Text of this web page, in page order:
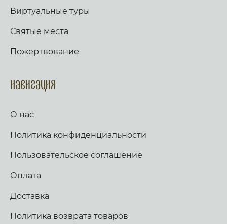
Виртуальные туры
Святые места
Пожертвование
Навигация
О нас
Политика конфиденциальности
Пользовательское соглашение
Оплата
Доставка
Политика возврата товаров